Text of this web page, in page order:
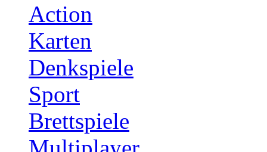
Action
Karten
Denkspiele
Sport
Brettspiele